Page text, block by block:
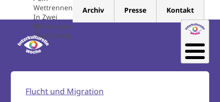
Wettrennen
In Zwei
Richtungen
Gleichzeitig
Archiv Presse Kontakt
Flucht und Migration